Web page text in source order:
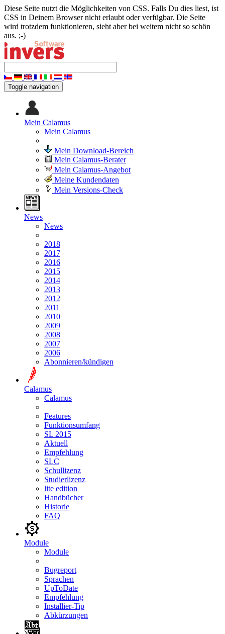
Diese Seite nutzt die Möglichkeiten von CSS. Falls Du dies liest, ist
CSS in Deinem Browser nicht erlaubt oder verfügbar. Die Seite
wird trotzdem funktionieren, sieht aber bei weitem nicht so schön
aus. ;-)
Toggle navigation
Mein Calamus
Mein Calamus
Mein Download-Bereich
Mein Calamus-Berater
Mein Calamus-Angebot
Meine Kundendaten
Mein Versions-Check
News
News
2018
2017
2016
2015
2014
2013
2012
2011
2010
2009
2008
2007
2006
Abonnieren/kündigen
Calamus
Calamus
Features
Funktionsumfang
SL 2015
Aktuell
Empfehlung
SLC
Schullizenz
Studierlizenz
lite edition
Handbücher
Historie
FAQ
Module
Module
Bugreport
Sprachen
UpToDate
Empfehlung
Installier-Tip
Abkürzungen